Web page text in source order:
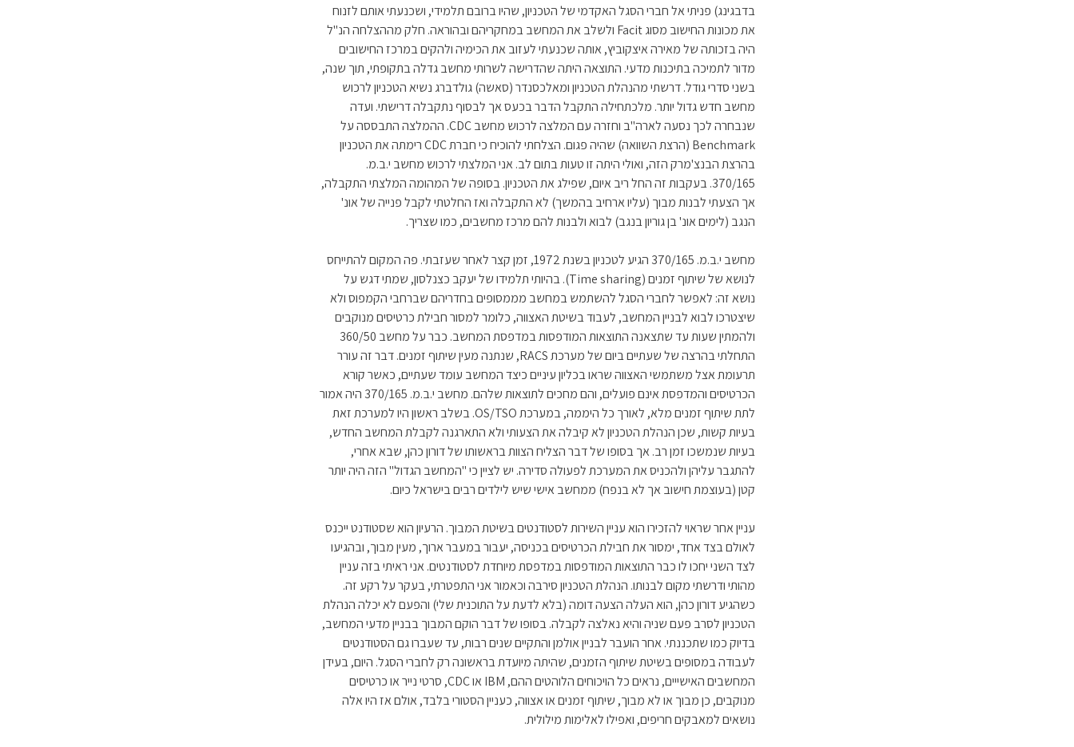
בדבגינג) פניתי אל חברי הסגל האקדמי של הטכניון, שהיו ברובם תלמידי, ושכנעתי אותם לזנוח
את מכונות החישוב מסוג Facit ולשלב את המחשב במחקריהם ובהוראה. חלק מההצלחה הנ"ל
היה בזכותה של מאירה איצקוביץ, אותה שכנעתי לעזוב את הכימיה ולהקים במרכז החישובים
מדור לתמיכה בתיכנות מדעי. התוצאה היתה שהדרישה לשרותי מחשב גדלה בתקופתי, תוך שנה,
בשני סדרי גודל. דרשתי מהנהלת הטכניון ומאלכסנדר (סאשה) גולדברג נשיא הטכניון לרכוש
מחשב חדש גדול יותר. מלכתחילה התקבל הדבר בכעס אך לבסוף נתקבלה דרישתי. ועדה
שנבחרה לכך נסעה לארה"ב וחזרה עם המלצה לרכוש מחשב CDC. ההמלצה התבססה על
Benchmark (הרצת השוואה) שהיה פגום. הצלחתי להוכיח כי חברת CDC רימתה את הטכניון
בהרצת הבנצ'מרק הזה, ואולי היתה זו טעות בתום לב. אני המלצתי לרכוש מחשב י.ב.מ.
370/165. בעקבות זה החל ריב איום, שפילג את הטכניון. בסופה של המהומה המלצתי התקבלה,
אך הצעתי לבנות מבוך (עליו ארחיב בהמשך) לא התקבלה ואז החלטתי לקבל פנייה של אונ'
הנגב (לימים אונ' בן גוריון בנגב) לבוא ולבנות להם מרכז מחשבים, כמו שצריך.
מחשב י.ב.מ. 370/165 הגיע לטכניון בשנת 1972, זמן קצר לאחר שעזבתי. פה המקום להתייחס
לנושא של שיתוף זמנים (Time sharing). בהיותי תלמידו של יעקב כצנלסון, שמתי דגש על
נושא זה: לאפשר לחברי הסגל להשתמש במחשב מממסופים בחדריהם שברחבי הקמפוס ולא
שיצטרכו לבוא לבניין המחשב, לעבוד בשיטת האצווה, כלומר למסור חבילת כרטיסים מנוקבים
ולהמתין שעות עד שתצאנה התוצאות המודפסות במדפסת המחשב. כבר על מחשב 360/50
התחלתי בהרצה של שעתיים ביום של מערכת RACS, שנתנה מעין שיתוף זמנים. דבר זה עורר
תרעומת אצל משתמשי האצווה שראו בכליון עיניים כיצד המחשב עומד שעתיים, כאשר קורא
הכרטיסים והמדפסת אינם פועלים, והם מחכים לתוצאות שלהם. מחשב י.ב.מ. 370/165 היה אמור
לתת שיתוף זמנים מלא, לאורך כל היממה, במערכת OS/TSO. בשלב ראשון היו למערכת זאת
בעיות קשות, שכן הנהלת הטכניון לא קיבלה את הצעותי ולא התארגנה לקבלת המחשב החדש,
בעיות שנמשכו זמן רב. אך בסופו של דבר הצליח הצוות בראשותו של דורון כהן, שבא אחרי,
להתגבר עליהן ולהכניס את המערכת לפעולה סדירה. יש לציין כי "המחשב הגדול" הזה היה יותר
קטן (בעוצמת חישוב אך לא בנפח) ממחשב אישי שיש לילדים רבים בישראל כיום.
עניין אחר שראוי להזכירו הוא עניין השירות לסטודנטים בשיטת המבוך. הרעיון הוא שסטודנט ייכנס
לאולם בצד אחד, ימסור את חבילת הכרטיסים בכניסה, יעבור במעבר ארוך, מעין מבוך, ובהגיעו
לצד השני יחכו לו כבר התוצאות המודפסות במדפסת מיוחדת לסטודנטים. אני ראיתי בזה עניין
מהותי ודרשתי מקום לבנותו. הנהלת הטכניון סירבה וכאמור אני התפטרתי, בעקר על רקע זה.
כשהגיע דורון כהן, הוא העלה הצעה דומה (בלא לדעת על התוכנית שלי) והפעם לא יכלה הנהלת
הטכניון לסרב פעם שניה והיא נאלצה לקבלה. בסופו של דבר הוקם המבוך בבניין מדעי המחשב,
בדיוק כמו שתכננתי. אחר הועבר לבניין אולמן והתקיים שנים רבות, עד שעברו גם הסטודנטים
לעבודה במסופים בשיטת שיתוף הזמנים, שהיתה מיועדת בראשונה רק לחברי הסגל. היום, בעידן
המחשבים האישייים, נראים כל הויכוחים הלוהטים ההם, IBM או CDC, סרטי נייר או כרטיסים
מנוקבים, כן מבוך או לא מבוך, שיתוף זמנים או אצווה, כעניין הסטורי בלבד, אולם אז היו אלה
נושאים למאבקים חריפים, ואפילו לאלימות מילולית.